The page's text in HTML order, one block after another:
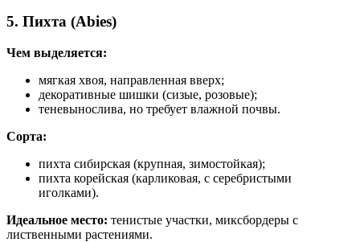
5. Пихта (Abies)
Чем выделяется:
мягкая хвоя, направленная вверх;
декоративные шишки (сизые, розовые);
теневынослива, но требует влажной почвы.
Сорта:
пихта сибирская (крупная, зимостойкая);
пихта корейская (карликовая, с серебристыми
иголками).
Идеальное место: тенистые участки, миксбордеры с
лиственными растениями.